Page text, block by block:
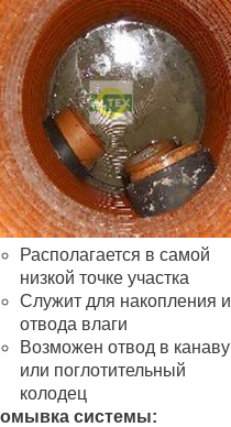
Располагается в самой
низкой точке участка
Служит для накопления и
отвода влаги
Возможен отвод в канаву
или поглотительный
колодец
системы: